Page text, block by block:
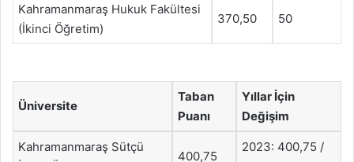
Kahramanmaraş Hukuk Fakültesi
(İkinci Öğretim)
370,50 50
Üniversite
Taban
Puanı
Yıllar İçin
Değişim
Kahramanmaraş Sütçü
400,75
2023: 400,75 /